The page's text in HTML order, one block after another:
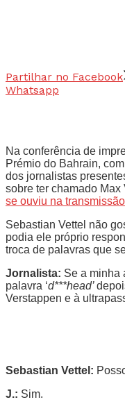
Partilhar no Facebook
Whatsapp
Na conferência de
Prémio do Bahrain,
dos jornalistas
sobre ter chamado Max
se ouviu na
Sebastian Vettel não
podia ele próprio
troca de palavras que
Jornalista: Se a minha
palavra ‘d***head’
Verstappen e à
Sebastian Vettel:
J.: Sim.